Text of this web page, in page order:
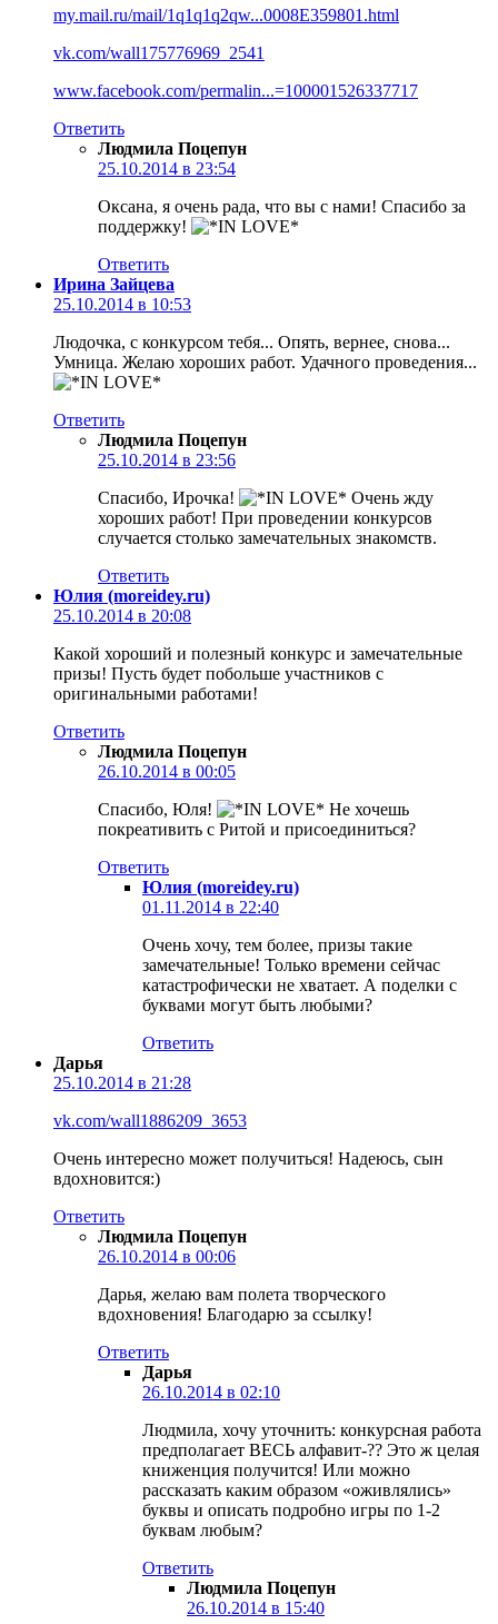
my.mail.ru/mail/1q1q1q2qw...0008E359801.html
vk.com/wall175776969_2541
www.facebook.com/permalin...=100001526337717
Ответить
Людмила Поцепун
25.10.2014 в 23:54
Оксана, я очень рада, что вы с нами! Спасибо за
поддержку!
Ответить
Ирина Зайцева
25.10.2014 в 10:53
Людочка, с конкурсом тебя... Опять, вернее, снова...
Умница. Желаю хороших работ. Удачного проведения...
Ответить
Людмила Поцепун
25.10.2014 в 23:56
Спасибо, Ирочка!
Очень жду
хороших работ! При проведении конкурсов
случается столько замечательных знакомств.
Ответить
Юлия (moreidey.ru)
25.10.2014 в 20:08
Какой хороший и полезный конкурс и замечательные
призы! Пусть будет побольше участников с
оригинальными работами!
Ответить
Людмила Поцепун
26.10.2014 в 00:05
Спасибо, Юля!
Не хочешь
покреативить с Ритой и присоединиться?
Ответить
Юлия (moreidey.ru)
01.11.2014 в 22:40
Очень хочу, тем более, призы такие
замечательные! Только времени сейчас
катастрофически не хватает. А поделки с
буквами могут быть любыми?
Ответить
Дарья
25.10.2014 в 21:28
vk.com/wall1886209_3653
Очень интересно может получиться! Надеюсь, сын
вдохновится:)
Ответить
Людмила Поцепун
26.10.2014 в 00:06
Дарья, желаю вам полета творческого
вдохновения! Благодарю за ссылку!
Ответить
Дарья
26.10.2014 в 02:10
Людмила, хочу уточнить: конкурсная работа
предполагает ВЕСЬ алфавит-?? Это ж целая
книженция получится! Или можно
рассказать каким образом «оживлялись»
буквы и описать подробно игры по 1-2
буквам любым?
Ответить
Людмила Поцепун
26.10.2014 в 15:40